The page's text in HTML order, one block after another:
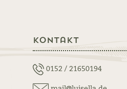
Kontakt
0152 / 21650194